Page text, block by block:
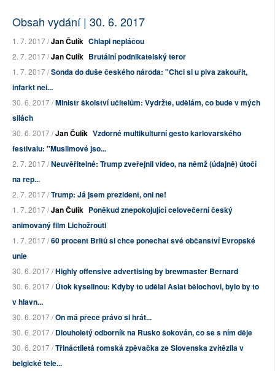
Obsah vydání | 30. 6. 2017
1. 7. 2017 /Jan Čulík Chlapi nepláčou
2. 7. 2017 /Jan Čulík Brutální podnikatelský teror
1. 7. 2017 /Sonda do duše českého národa: "Chci si u piva zakouřit,
infarkt nei...
30. 6. 2017 /Ministr školství učitelům: Vydržte, udělám, co bude v mých
silách
30. 6. 2017 /Jan Čulík Vzdorné multikulturní gesto karlovarského
festivalu: "Muslimové jso...
2. 7. 2017 /Neuvěřitelné: Trump zveřejnil video, na němž (údajně) útočí
na rep...
2. 7. 2017 /Trump: Já jsem prezident, oni ne!
1. 7. 2017 /Jan Čulík Poněkud znepokojující celovečerní český
animovaný film Lichožrouti
1. 7. 2017 /60 procent Britů si chce ponechat své občanství Evropské
unie
30. 6. 2017 /Highly offensive advertising by brewmaster Bernard
30. 6. 2017 /Útok kyselinou: Kdyby to udělal Asiat bělochovi, bylo by to
v hlavn...
30. 6. 2017 /On má přece právo si hrát...
30. 6. 2017 /Dlouholetý odborník na Rusko šokován, co se s ním děje
30. 6. 2017 /Třináctiletá romská zpěvačka ze Slovenska zvítězila v
belgické tele...